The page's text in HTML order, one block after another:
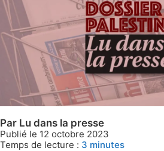
Par Lu dans la presse
Publié le 12 octobre 2023
Temps de lecture : 3 minutes